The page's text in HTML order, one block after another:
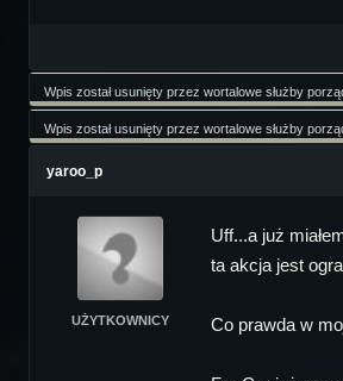
Wpis został usunięty przez wortalowe służby
Wpis został usunięty przez wortalowe służby
yaroo_p
UŻYTKOWNICY
Uff...a już
ta akcja jest
Co prawda w